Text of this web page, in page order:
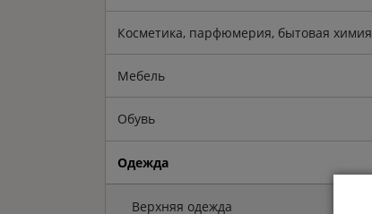
Косметика, парфюмерия, бытовая химия
Мебель
Обувь
Одежда
Верхняя одежда